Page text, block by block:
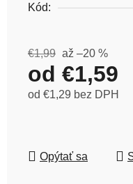
Kód:
€1,99 až –20 %
od €1,59
od €1,29 bez DPH
Opýtať sa